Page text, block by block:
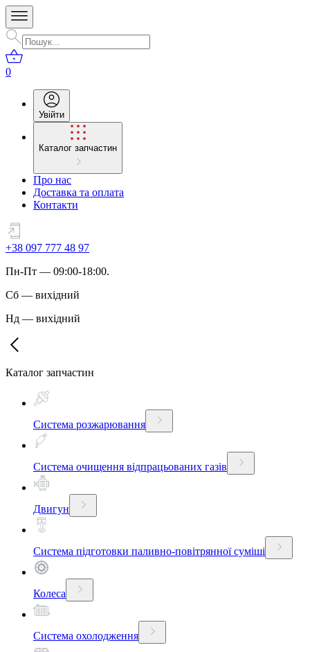
0
Увійти
Каталог запчастин
Про нас
Доставка та оплата
Контакти
+38 097 777 48 97
Пн-Пт — 09:00-18:00.
Сб — вихідний
Нд — вихідний
Каталог запчастин
Система розжарювання
Система очищення відпрацьованих газів
Двигун
Система підготовки паливно-повітрянної суміші
Колеса
Система охолодження